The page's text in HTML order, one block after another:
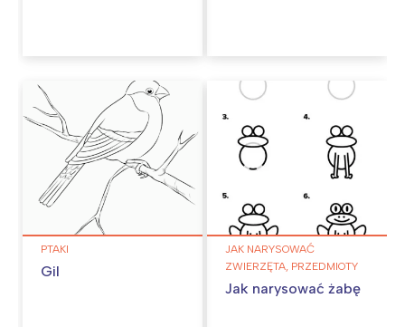
PTAKI
Gil
JAK NARYSOWAĆ
ZWIERZĘTA, PRZEDMIOTY
Jak narysować żabę